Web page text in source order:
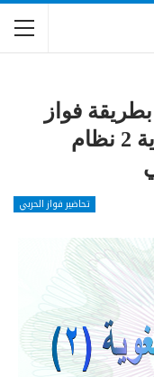
فواز
الحربي مادة الكفايات اللغوية 2 نظام
تحاضير فواز الحربي